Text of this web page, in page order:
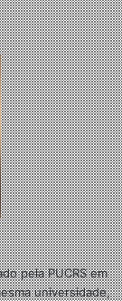
pela PUCRS em
universidade,